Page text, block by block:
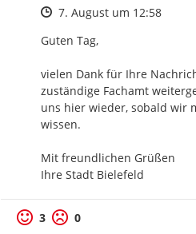
Zeitpunkt des Erstellens
7. August um 12:58
Guten Tag,
vielen Dank für Ihre
zuständige Fachamt
uns hier wieder, sobald wir
wissen.
Mit freundlichen Grüßen
Ihre Stadt Bielefeld
3 0